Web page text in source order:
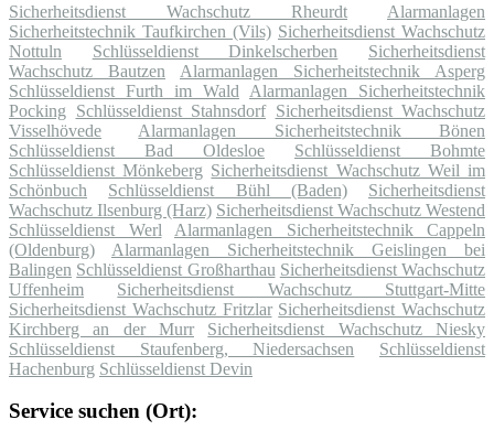
Sicherheitsdienst Wachschutz Rheurdt
Alarmanlagen
Sicherheitstechnik Taufkirchen (Vils) Sicherheitsdienst Wachschutz
Nottuln
Schlüsseldienst Dinkelscherben
Sicherheitsdienst
Wachschutz Bautzen
Alarmanlagen Sicherheitstechnik Asperg
Schlüsseldienst Furth im Wald
Alarmanlagen Sicherheitstechnik
Pocking
Schlüsseldienst Stahnsdorf Sicherheitsdienst Wachschutz
Visselhövede
Alarmanlagen Sicherheitstechnik Bönen
Schlüsseldienst Bad Oldesloe
Schlüsseldienst Bohmte
Schlüsseldienst Mönkeberg Sicherheitsdienst Wachschutz Weil im
Schönbuch
Schlüsseldienst Bühl (Baden)
Sicherheitsdienst
Wachschutz Ilsenburg (Harz) Sicherheitsdienst Wachschutz Westend
Schlüsseldienst Werl
Alarmanlagen Sicherheitstechnik Cappeln
(Oldenburg)
Alarmanlagen Sicherheitstechnik Geislingen bei
Balingen Schlüsseldienst Großharthau Sicherheitsdienst Wachschutz
Uffenheim
Sicherheitsdienst Wachschutz Stuttgart-Mitte
Sicherheitsdienst Wachschutz Fritzlar Sicherheitsdienst Wachschutz
Kirchberg an der Murr
Sicherheitsdienst Wachschutz Niesky
Schlüsseldienst Staufenberg, Niedersachsen
Schlüsseldienst
Hachenburg Schlüsseldienst Devin
Service suchen (Ort):